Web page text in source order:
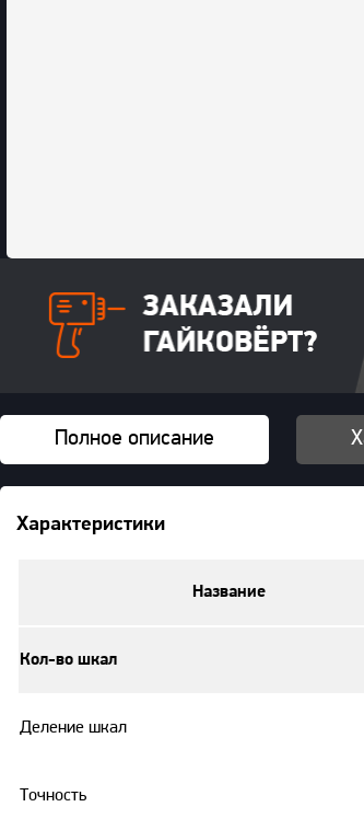
Полное описание
Характеристики
Название
Кол-во шкал
Деление шкал
Точность